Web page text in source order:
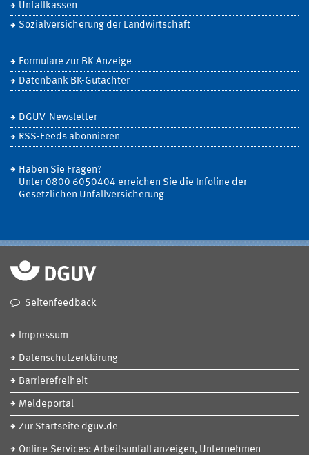
Unfallkassen
Sozialversicherung der Landwirtschaft
Formulare zur BK-Anzeige
Datenbank BK-Gutachter
DGUV-Newsletter
RSS-Feeds abonnieren
Haben Sie Fragen?
Unter 0800 6050404 erreichen Sie die Infoline der
Gesetzlichen Unfallversicherung
Seitenfeedback
Impressum
Datenschutzerklärung
Barrierefreiheit
Meldeportal
Zur Startseite dguv.de
Online-Services: Arbeitsunfall anzeigen, Unternehmen